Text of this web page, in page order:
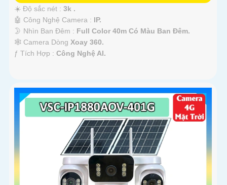
☀️ Độ sắc nét : 3k .
🤖️ Công Nghệ Camera : IP.
🌛 Nhìn Ban Đêm : Full Color 40m Có Màu Ban Ðêm.
🕸️ Camera Dòng Xoay 360.
️ƒ Tích Hợp : Công Nghệ AI.